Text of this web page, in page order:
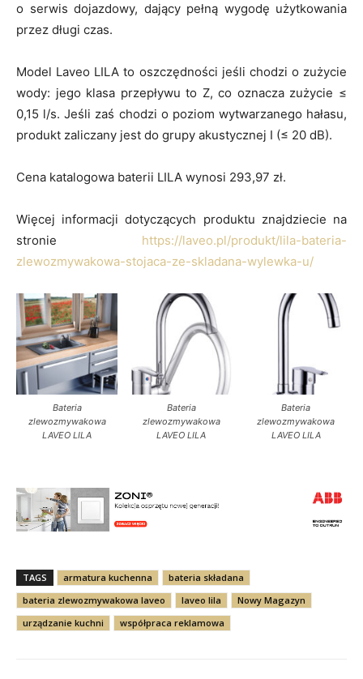
o serwis dojazdowy, dający pełną wygodę użytkowania
przez długi czas.
Model Laveo LILA to oszczędności jeśli chodzi o zużycie
wody: jego klasa przepływu to Z, co oznacza zużycie ≤
0,15 l/s. Jeśli zaś chodzi o poziom wytwarzanego hałasu,
produkt zaliczany jest do grupy akustycznej I (≤ 20 dB).
Cena katalogowa baterii LILA wynosi 293,97 zł.
Więcej informacji dotyczących produktu znajdziecie na
stronie https://laveo.pl/produkt/lila-bateria-
zlewozmywakowa-stojaca-ze-skladana-wylewka-u/
Bateria
zlewozmywakowa
LAVEO LILA
Bateria
zlewozmywakowa
LAVEO LILA
Bateria
zlewozmywakowa
LAVEO LILA
TAGS armatura kuchenna
bateria składana
bateria zlewozmywakowa laveo
laveo lila
Nowy Magazyn
urządzanie kuchni
współpraca reklamowa